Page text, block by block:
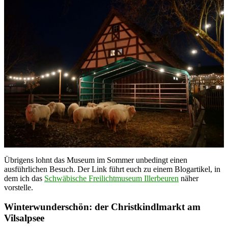
Übrigens lohnt das Museum im Sommer unbedingt einen
ausführlichen Besuch. Der Link führt euch zu einem Blogartikel, in
dem ich das Schwäbische Freilichtmuseum Illerbeuren näher
vorstelle.
Winterwunderschön: der Christkindlmarkt am
Vilsalpsee